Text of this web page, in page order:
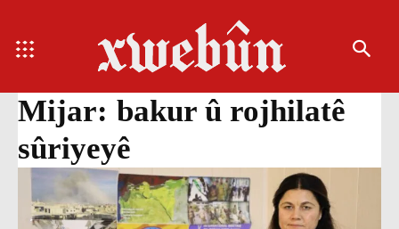
Mijar: bakur û rojhilatê
sûriyeyê